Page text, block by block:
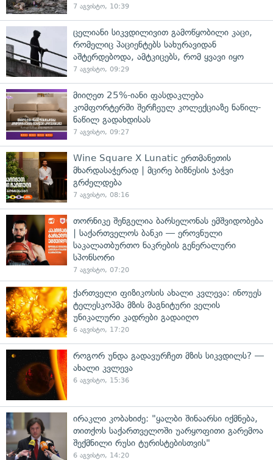
7 აგვისტო, 10:39
ცელიანი სიკვდილივით გამოწყობილი კაცი,
რომელიც პაციენტებს სახურავიდან
აშტერდებოდა, ამტკიცებს, რომ ყვავი იყო
7 აგვისტო, 09:29
მიიღეთ 25%-იანი ფასდაკლება
კომფორტერში შერჩეულ კოლექციაზე ნაწილ-
ნაწილ გადახდისას
7 აგვისტო, 09:27
Wine Square X Lunatic ერთმანეთის
მხარდასაჭერად | მცირე ბიზნესის ჯაჭვი
გრძელდება
7 აგვისტო, 08:16
თორნიკე შენგელია ბარსელონას ემშვიდობება
| საქართველოს ბანკი — ეროვნული
საკალათბურთო ნაკრების გენერალური
სპონსორი
7 აგვისტო, 07:20
ქართველი ფიზიკოსის ახალი კვლევა: ინოუეს
ტელესკოპმა მზის მაგნიტური ველის
უნიკალური კადრები გადაიღო
6 აგვისტო, 17:20
როგორ უნდა გადავურჩეთ მზის სიკვდილს? —
ახალი კვლევა
6 აგვისტო, 15:36
ირაკლი კობახიძე: "ყალბი შინაარსი იქმნება,
თითქოს საქართველოში უარყოფითი გარემოა
შექმნილი რუსი ტურისტებისთვის"
6 აგვისტო, 14:20